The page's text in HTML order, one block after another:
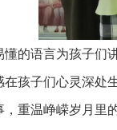
的语言为孩子们
孩子们心灵深处
重温峥嵘岁月里